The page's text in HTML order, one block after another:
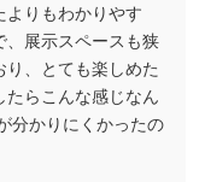
よりもわかりやす
、展示スペースも狭
、とても楽しめた
らこんな感じなん
分かりにくかったの